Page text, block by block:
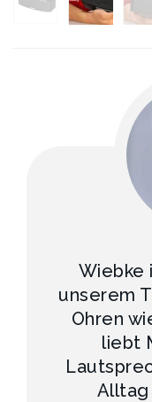
Wiebke
unserem
Ohren
liebt
Alltag